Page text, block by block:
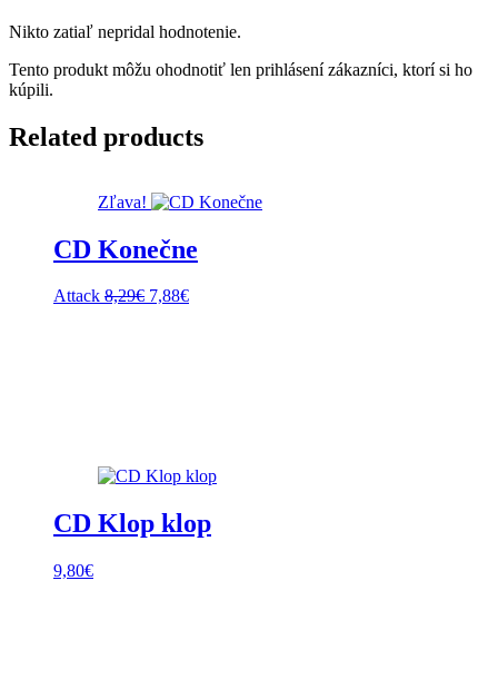
Nikto zatiaľ nepridal hodnotenie.
Tento produkt môžu ohodnotiť len prihlásení zákazníci, ktorí si ho
kúpili.
Related products
Zľava!
CD Konečne
Attack 8,29€ Pôvodná
7,88€Aktuálna
CD Klop klop
9,80€